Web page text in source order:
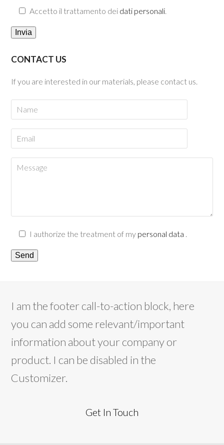
Accetto il trattamento dei dati personali.
CONTACT US
If you are interested in our materials, please contact us.
I authorize the treatment of my personal data .
I am the footer call-to-action block, here
you can add some relevant/important
information about your company or
product. I can be disabled in the
Customizer.
Get In Touch